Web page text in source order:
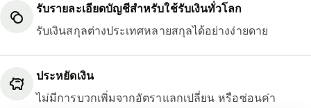
รับรายละเอียดบัญชีสำหรับใช้รับเงินทั่วโลก
รับเงินสกุลต่างประเทศหลายสกุลได้อย่างง่ายดาย
ประหยัดเงิน
ไม่มีการบวกเพิ่มจากอัตราแลกเปลี่ยน หรือซ่อนค่า